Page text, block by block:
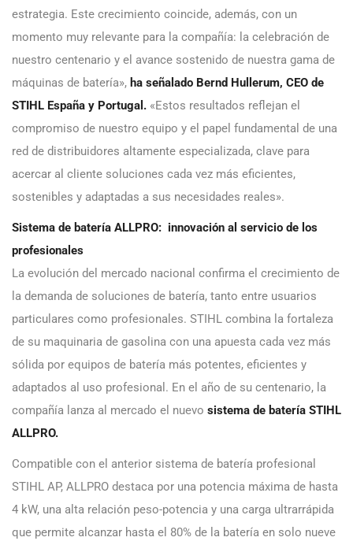
estrategia. Este crecimiento coincide, además, con un
momento muy relevante para la compañía: la celebración de
nuestro centenario y el avance sostenido de nuestra gama de
máquinas de batería», ha señalado Bernd Hullerum, CEO de
STIHL España y Portugal. «Estos resultados reflejan el
compromiso de nuestro equipo y el papel fundamental de una
red de distribuidores altamente especializada, clave para
acercar al cliente soluciones cada vez más eficientes,
sostenibles y adaptadas a sus necesidades reales».
Sistema de batería ALLPRO: innovación al servicio de los
profesionales
La evolución del mercado nacional confirma el crecimiento de
la demanda de soluciones de batería, tanto entre usuarios
particulares como profesionales. STIHL combina la fortaleza
de su maquinaria de gasolina con una apuesta cada vez más
sólida por equipos de batería más potentes, eficientes y
adaptados al uso profesional. En el año de su centenario, la
compañía lanza al mercado el nuevo sistema de batería STIHL
ALLPRO.
Compatible con el anterior sistema de batería profesional
STIHL AP, ALLPRO destaca por una potencia máxima de hasta
4 kW, una alta relación peso-potencia y una carga ultrarrápida
que permite alcanzar hasta el 80% de la batería en solo nueve